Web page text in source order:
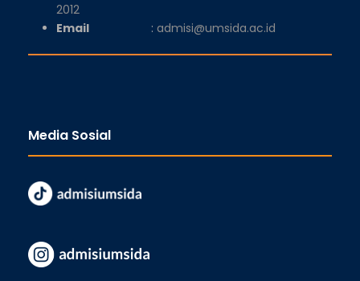
2012
Email
: admisi@umsida.ac.id
Media Sosial